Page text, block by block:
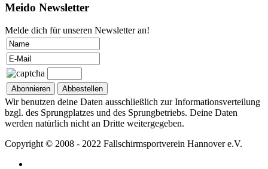
Meido Newsletter
Melde dich für unseren Newsletter an!
Wir benutzen deine Daten ausschließlich zur Informationsverteilung
bzgl. des Sprungplatzes und des Sprungbetriebs. Deine Daten
werden natürlich nicht an Dritte weitergegeben.
Copyright © 2008 - 2022 Fallschirmsportverein Hannover e.V.